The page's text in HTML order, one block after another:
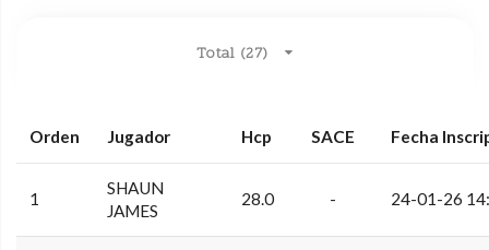
Total (27)
Orden Jugador Hcp SACE Fecha
1
SHAUN
JAMES
28.0 - 24-01-26